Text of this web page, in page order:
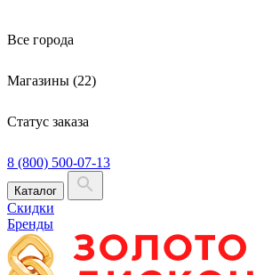
Все города
Магазины (22)
Статус заказа
8 (800) 500-07-13
Каталог
Скидки
Бренды